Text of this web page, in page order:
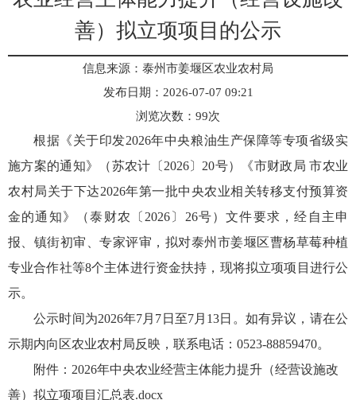
善）拟立项项目的公示
信息来源：泰州市姜堰区农业农村局
发布日期：2026-07-07 09:21
浏览次数： 99次
根据《关于印发2026年中央粮油生产保障等专项省级实
施方案的通知》（苏农计〔2026〕20号）《市财政局 市农业
农村局关于下达2026年第一批中央农业相关转移支付预算资
金的通知》（泰财农〔2026〕26号）文件要求，经自主申
报、镇街初审、专家评审，拟对泰州市姜堰区曹杨草莓种植
专业合作社等8个主体进行资金扶持，现将拟立项项目进行公
示。
公示时间为2026年7月7日至7月13日。如有异议，请在公
示期内向区农业农村局反映，联系电话：0523-88859470。
附件： 2026年中央农业经营主体能力提升（经营设施改
善）拟立项项目汇总表.docx